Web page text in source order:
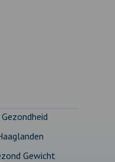
Gewicht